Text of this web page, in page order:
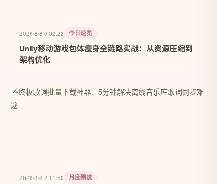
2026/8/8 0:02:22 今日速览
Unity移动游戏包体瘦身全链路实战：从资源压缩到
架构优化
2026/8/8 2:11:59 月度精选